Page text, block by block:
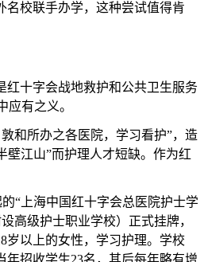
名校联手办学，这种尝试值得肯
红十字会战地救护和公共卫生服务
有之义。
和所办之各医院，学习看护”，造
壁江山”而护理人才短缺。作为红
“上海中国红十字会总医院护士学
高级护士职业学校）正式挂牌，
岁以上的女性，学习护理。学校
年招收学生23名，其后每年略有增